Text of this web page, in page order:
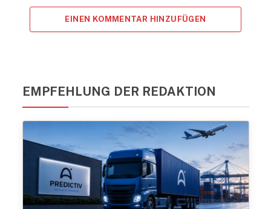
EINEN KOMMENTAR HINZUFÜGEN
EMPFEHLUNG DER REDAKTION